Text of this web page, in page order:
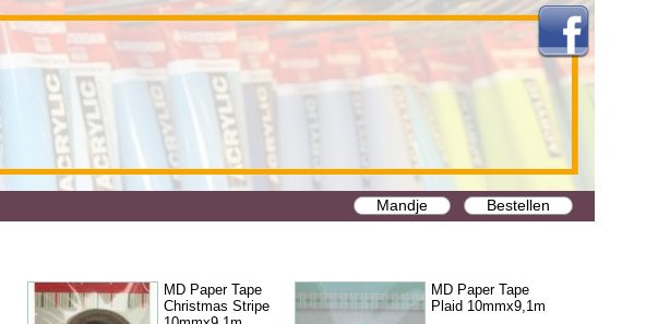
Mandje Bestellen
MD Paper Tape
Christmas Stripe
MD Paper Tape
Plaid 10mmx9,1m